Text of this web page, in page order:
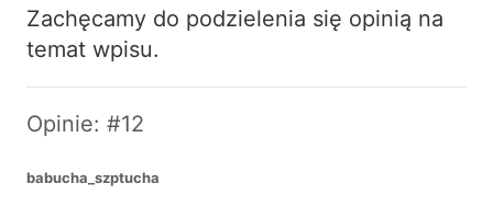
Zachęcamy do podzielenia się opinią na
temat wpisu.
Opinie: #12
babucha_szptucha